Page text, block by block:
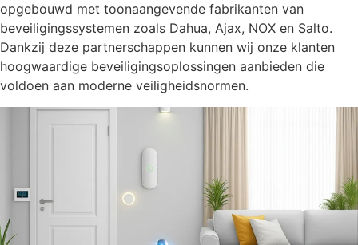
opgebouwd met toonaangevende fabrikanten van
beveiligingssystemen zoals Dahua, Ajax, NOX en Salto.
Dankzij deze partnerschappen kunnen wij onze klanten
hoogwaardige beveiligingsoplossingen aanbieden die
voldoen aan moderne veiligheidsnormen.